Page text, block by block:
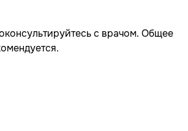
с врачом. Общее